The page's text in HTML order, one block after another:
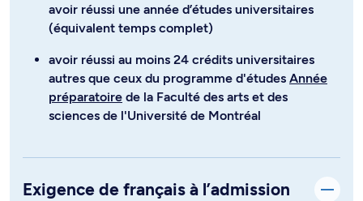
avoir réussi une année d’études universitaires
(équivalent temps complet)
avoir réussi au moins 24 crédits universitaires
autres que ceux du programme d'études Année
préparatoire de la Faculté des arts et des
sciences de l'Université de Montréal
Exigence de français à l’admission